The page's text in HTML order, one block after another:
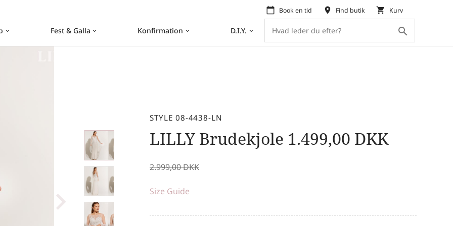
keyboard_arrow_down Fest & Galla keyboard_arrow_down Konfirmation keyboard_arrow_down D.I.Y. keyboard_arrow_down search
calendar_today Book en tid place Find butik shopping_cart Kurv
STYLE 08-4438-LN
LILLY Brudekjole 1.499,00 DKK
2.999,00DKK
Size Guide